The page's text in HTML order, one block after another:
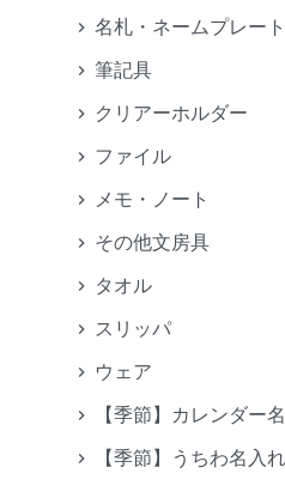
名札・ネームプレート
筆記具
クリアーホルダー
ファイル
メモ・ノート
その他文房具
タオル
スリッパ
ウェア
【季節】カレンダー
【季節】うちわ名入れ